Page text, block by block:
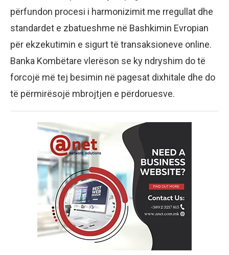
përfundon procesi i harmonizimit me rregullat dhe
standardet e zbatueshme në Bashkimin Evropian
për ekzekutimin e sigurt të transaksioneve online.
Banka Kombëtare vlerëson se ky ndryshim do të
forcojë më tej besimin në pagesat dixhitale dhe do
të përmirësojë mbrojtjen e përdoruesve.